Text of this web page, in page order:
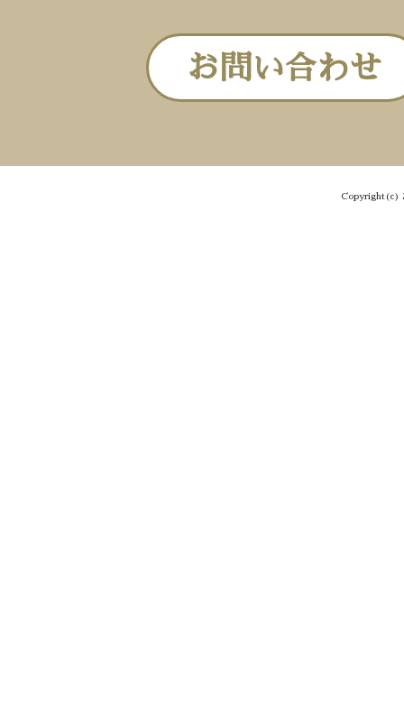
お問い合わせ
Copyright(c)